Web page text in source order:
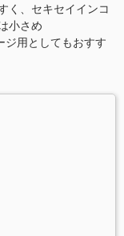
く、セキセイインコ
小さめ
ジ用としてもおすす